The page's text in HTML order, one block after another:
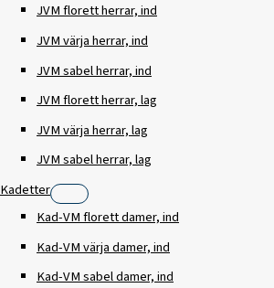
JVM florett herrar, ind
JVM värja herrar, ind
JVM sabel herrar, ind
JVM florett herrar, lag
JVM värja herrar, lag
JVM sabel herrar, lag
Kadetter
Kad-VM florett damer, ind
Kad-VM värja damer, ind
Kad-VM sabel damer, ind